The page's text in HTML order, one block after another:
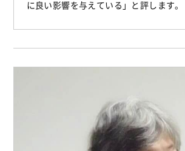
に良い影響を与えている」と評します。